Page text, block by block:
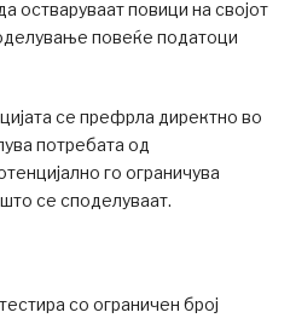
остваруваат повици на својот
повеќе податоци
се префрла директно во
потребата од
го ограничува
се споделуваат.
со ограничен број